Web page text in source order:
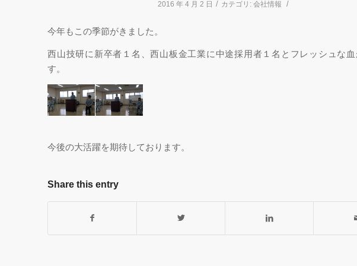
2016 年 4 月 2 日 / カテゴリ: 会社情報 /
今年もこの季節がきました。
西山技研に新卒者１名、西山板金工業に中途採用者１名とフレッシュな血
す。
今後の大活躍を期待しております。
Share this entry